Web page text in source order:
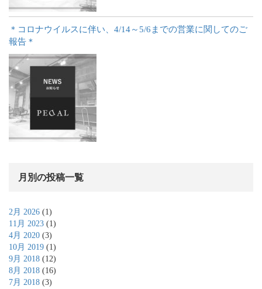
＊コロナウイルスに伴い、4/14～5/6までの営業に関してのご
報告＊
月別の投稿一覧
2月 2026 (1)
11月 2023 (1)
4月 2020 (3)
10月 2019 (1)
9月 2018 (12)
8月 2018 (16)
7月 2018 (3)